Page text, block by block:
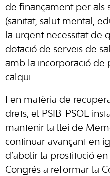
de finançament per als
(sanitat, salut mental,
la urgent necessitat de
dotació de serveis de
amb la incorporació de
calgui.
I en matèria de
drets, el PSIB-PSOE
mantenir la llei de
continuar avançant en
d’abolir la prostitució
Congrés a reformar la